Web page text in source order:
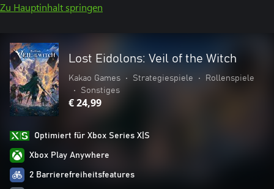
Zu Hauptinhalt springen
Lost Eidolons: Veil of the Witch
Kakao Games • Strategiespiele •
Rollenspiele
•
Sonstiges
€ 24,99
Optimiert für Xbox Series X|S
Xbox Play Anywhere
2 Barrierefreiheitsfeatures